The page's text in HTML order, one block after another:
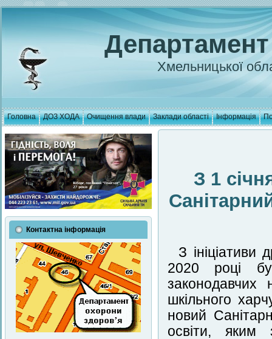
Хмельницької
Головна ДОЗ ХОДА Очищення влади Заклади області Інформація
Контактна інформація
З 1
З
2020 році
шкільного
новий
освіти, яким